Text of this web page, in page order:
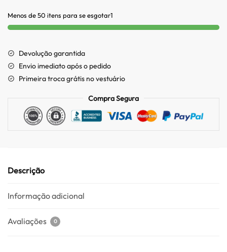
Menos de 50 itens para se esgotar1
Devolução garantida
Envio imediato após o pedido
Primeira troca grátis no vestuário
Compra Segura
Descrição
Informação adicional
Avaliações 0